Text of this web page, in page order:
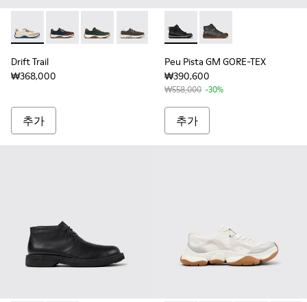
Drift Trail - K100864-055 - 남성용 베이지 텍스타일 & 누벅
Drift Trail - K100864-051
Drift Trail - K100864-045
Drift Trail - K100864-035
Drift Trail - K100864-022 - 남
Drift Trail - K100864-
Drift Trail -
Drift Trail
₩368,000
추가
Peu Pista GM GORE-TEX -
Peu Pista GM GORE-
Peu Pista GM GORE-TEX
₩390,600
₩558,000 -30%
추가